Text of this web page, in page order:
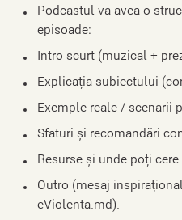
Podcastul va avea o
episoade:
Intro scurt (muzical +
Explicația subiectului
Exemple reale / scenarii
Sfaturi și recomandări
Resurse și unde poți
Outro (mesaj
eViolenta.md).